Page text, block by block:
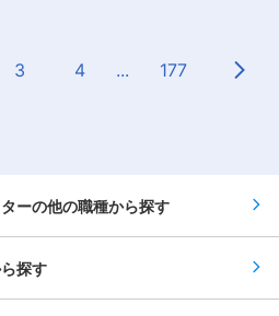
消しながら業務に
統括などの役職に
り 変更の範
完備、時短制度あ
均年齢は36歳、若
、男女ともに活躍
整っており、一人
欠かさないため安
）生徒の
いこと、ではな
3 4 ... 177
ーの他の職種から探す
探す